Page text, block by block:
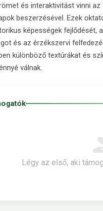
és interaktivitást vinni
beszerzésével. Ezek
képességek fejlődését,
és az érzékszervi
különböző textúrákat és
válnak.
Légy az első, aki